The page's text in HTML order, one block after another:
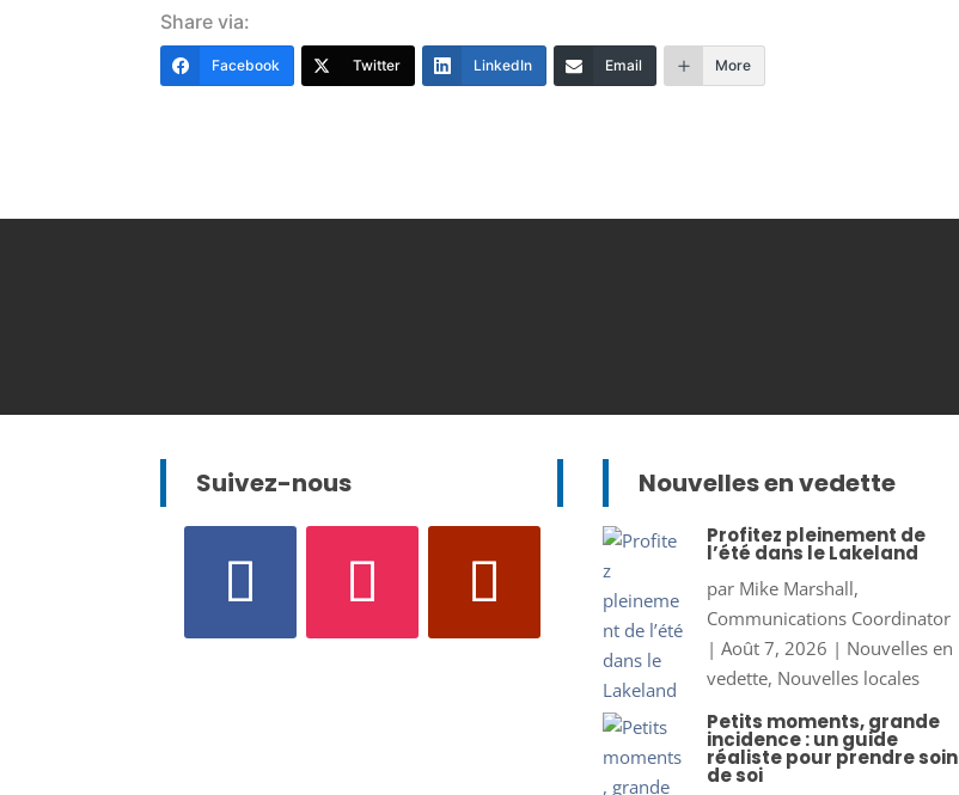
Share via:
Facebook Twitter LinkedIn Email More
Suivez-nous Nouvelles en vedette
Profitez pleinement de
l’été dans le Lakeland
par Mike Marshall,
Communications Coordinator
| Août 7, 2026 | Nouvelles en
vedette, Nouvelles locales
Petits moments, grande
incidence : un guide
réaliste pour prendre soin
de soi